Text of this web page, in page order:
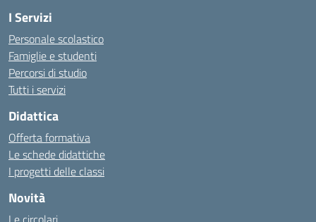
I Servizi
Personale scolastico
Famiglie e studenti
Percorsi di studio
Tutti i servizi
Didattica
Offerta formativa
Le schede didattiche
I progetti delle classi
Novità